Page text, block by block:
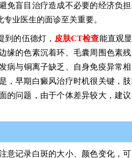
免盲目治疗造成不必要的经济负
业医生的面诊至关重要。
到的伍德灯， 皮肤CT检查能直观
缘的色素沉着环、毛囊周围色素
病与铜离子缺乏、自身免疫异常
，早期白癜风治疗时机很关键，
的问题，由于个体差异较大，建
意记录白斑的大小、颜色变化，